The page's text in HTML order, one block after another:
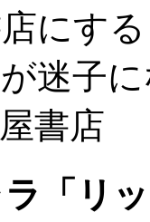
店にす
が迷子
書店
「リ